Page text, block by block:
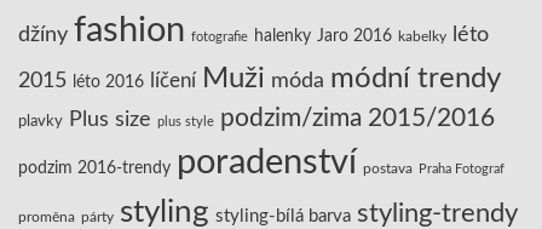
džíny fashion fotografie halenky Jaro 2016 kabelky léto
2015 léto 2016 líčení Muži móda módní trendy
plavky Plus size plus style podzim/zima 2015/2016
podzim 2016-trendy poradenství postava Praha Fotograf
proměna párty styling styling-bílá barva styling-trendy